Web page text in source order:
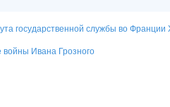
государственной службы во Франции
Ивана Грозного